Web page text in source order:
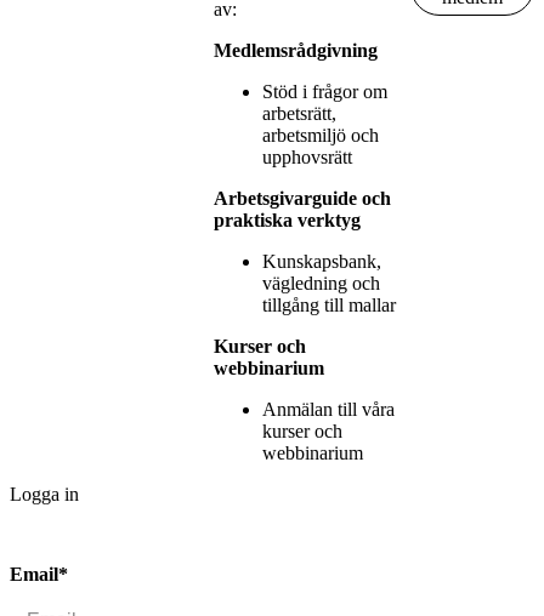
av:
Medlemsrådgivning
Stöd i frågor om
arbetsrätt,
arbetsmiljö och
upphovsrätt
Arbetsgivarguide och
praktiska verktyg
Kunskapsbank,
vägledning och
tillgång till mallar
Kurser och
webbinarium
Anmälan till våra
kurser och
webbinarium
Logga in
Email*